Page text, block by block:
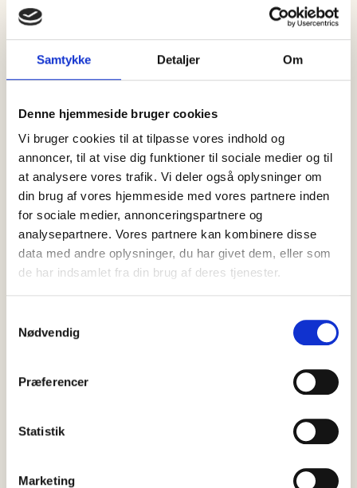
Samtykke Detaljer Om
Denne hjemmeside bruger cookies
Vi bruger cookies til at tilpasse vores indhold og
annoncer, til at vise dig funktioner til sociale medier og til
at analysere vores trafik. Vi deler også oplysninger om
din brug af vores hjemmeside med vores partnere inden
for sociale medier, annonceringspartnere og
analysepartnere. Vores partnere kan kombinere disse
data med andre oplysninger, du har givet dem, eller som
de har indsamlet fra din brug af deres tjenester.
Nødvendig
Præferencer
Statistik
Marketing
SENESTE